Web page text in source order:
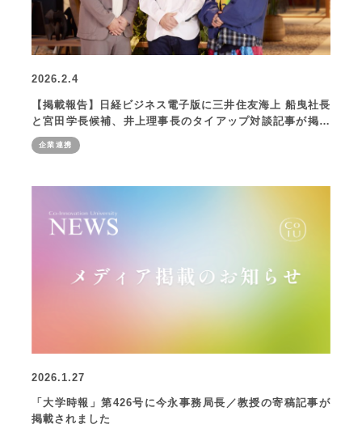
2026.2.4
【掲載報告】日経ビジネス電子版に三井住友海上 船曳社長
と宮田学長候補、井上理事長のタイアップ対談記事が掲載
されました
企業連携
2026.1.27
「大学時報」第426号に今永事務局長／教授の寄稿記事が
掲載されました